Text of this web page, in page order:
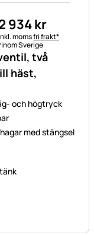
två
häst,
och högtryck
med stängsel
934kr
momsfri frakt*
Sverige